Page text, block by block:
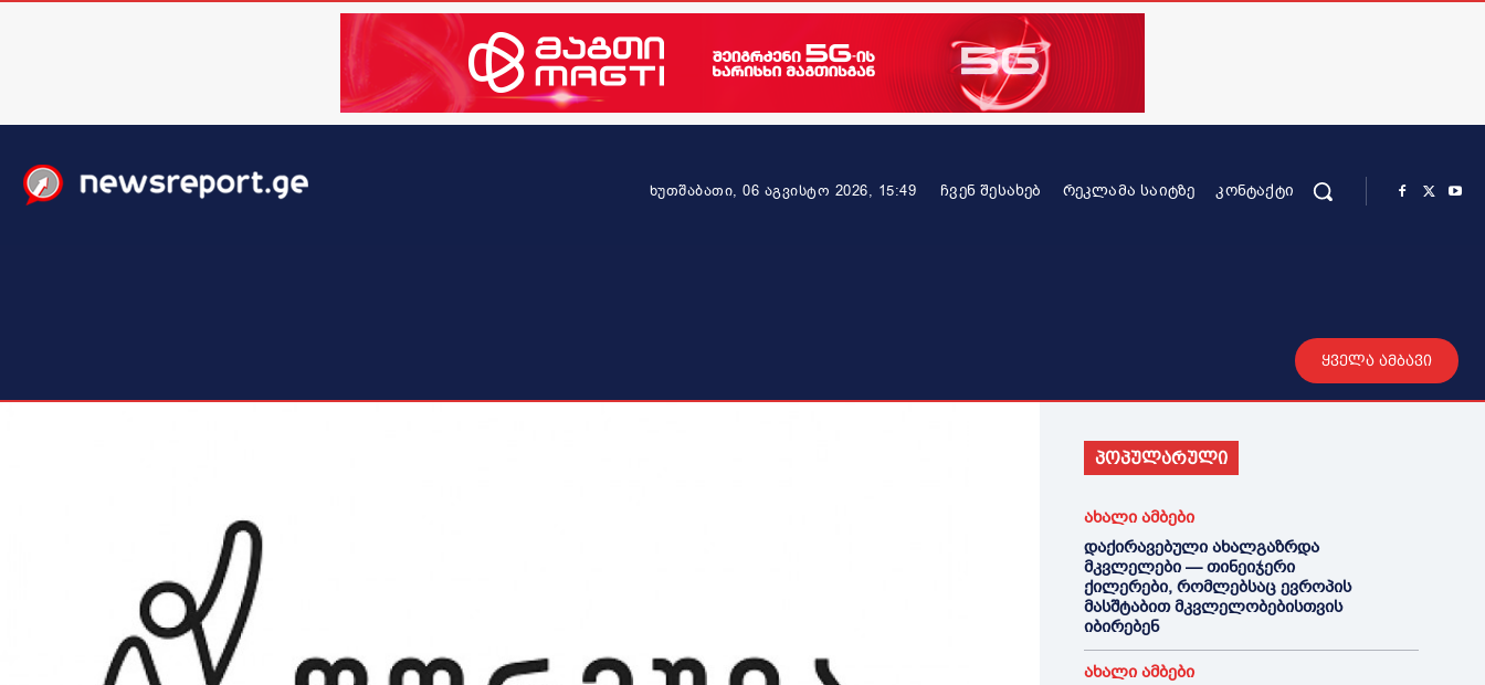
ხუთშაბათი, 06 აგვისტო 2026, 15:49 ᲩᲕᲔᲜ ᲨᲔᲡᲐᲮᲔᲑ ᲠᲔᲙᲚᲐᲛᲐ ᲡᲐᲘᲢᲖᲔ ᲙᲝᲜᲢᲐᲥᲢᲘ
ყველა ამბავი
პოპულარული
ახალი ამბები
დაქირავებული ახალგაზრდა
მკვლელები — თინეიჯერი
ქილერები, რომლებსაც ევროპის
მასშტაბით მკვლელობებისთვის
იბირებენ
ახალი ამბები